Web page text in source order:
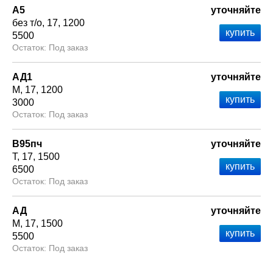
А5
без т/о 17 1200
5500
Под заказ
уточняйте
АД1
М
17 1200
3000
Под заказ
уточняйте
В95пч
Т 17 1500
6500
Под заказ
уточняйте
АД
М
17 1500
5500
Под заказ
уточняйте